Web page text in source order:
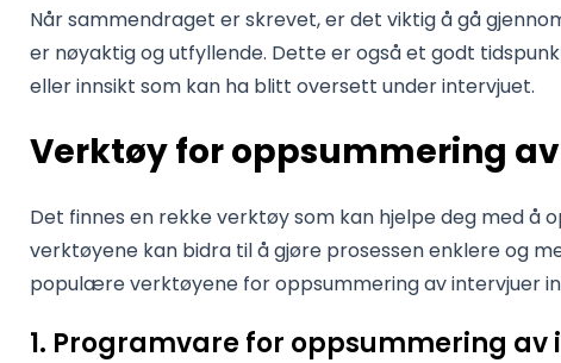
Når sammendraget er skrevet, er det viktig å gå
er nøyaktig og utfyllende. Dette er også et godt
eller innsikt som kan ha blitt oversett under intervjuet.
Verktøy for oppsummering
Det finnes en rekke verktøy som kan hjelpe deg med å
verktøyene kan bidra til å gjøre prosessen enklere og
populære verktøyene for oppsummering av intervjuer
1. Programvare for oppsummering av